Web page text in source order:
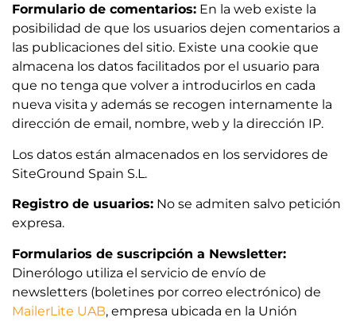
Formulario de comentarios: En la web existe la
posibilidad de que los usuarios dejen comentarios a
las publicaciones del sitio. Existe una cookie que
almacena los datos facilitados por el usuario para
que no tenga que volver a introducirlos en cada
nueva visita y además se recogen internamente la
dirección de email, nombre, web y la dirección IP.
Los datos están almacenados en los servidores de
SiteGround Spain S.L.
Registro de usuarios: No se admiten salvo petición
expresa.
Formularios de suscripción a Newsletter:
Dinerólogo utiliza el servicio de envío de
newsletters (boletines por correo electrónico) de
MailerLite UAB, empresa ubicada en la Unión